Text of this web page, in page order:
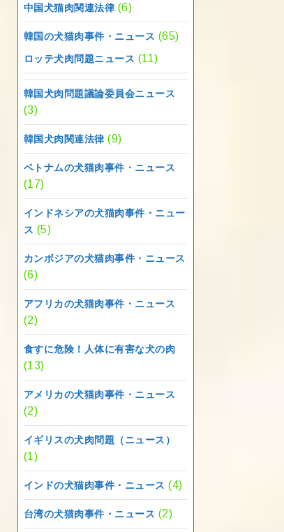
中国犬猫肉関連法律(6)
韓国の犬猫肉事件・ニュース (65)
ロッテ犬肉問題ニュース (11)
韓国犬肉問題議論委員会ニュース
(3)
韓国犬肉関連法律(9)
ベトナムの犬猫肉事件・ニュース
(17)
インドネシアの犬猫肉事件・ニュー
ス (5)
カンボジアの犬猫肉事件・ニュース
(6)
アフリカの犬猫肉事件・ニュース
(2)
食すに危険！人体に有害な犬の肉
(13)
アメリカの犬猫肉事件・ニュース
(2)
イギリスの犬肉問題（ニュース）
(1)
インドの犬猫肉事件・ニュース (4)
台湾の犬猫肉事件・ニュース (2)